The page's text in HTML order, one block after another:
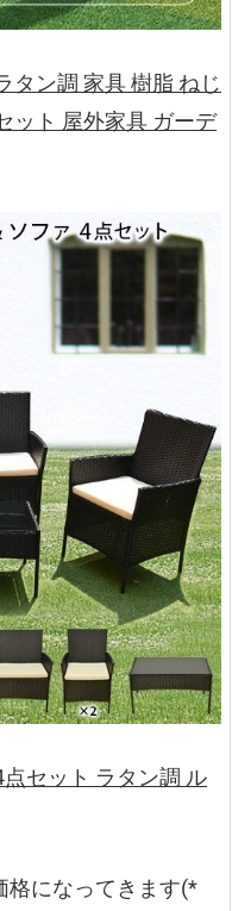
タン調 家具 樹脂 ねじ
ット 屋外家具 ガーデ
セット ラタン調 ル
格になってきます(*